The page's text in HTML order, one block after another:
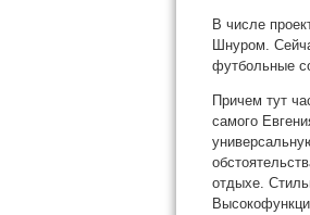
В числе
Шнуром.
футбольные
Причем тут
самого
отдыхе.